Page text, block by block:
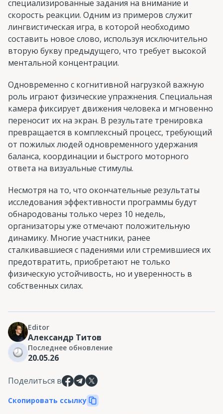
специализированные задания на внимание и
скорость реакции. Одним из примеров служит
лингвистическая игра, в которой необходимо
составить новое слово, используя исключительно
вторую букву предыдущего, что требует высокой
ментальной концентрации.
Одновременно с когнитивной нагрузкой важную
роль играют физические упражнения. Специальная
камера фиксирует движения человека и мгновенно
переносит их на экран. В результате тренировка
превращается в комплексный процесс, требующий
от пожилых людей одновременного удержания
баланса, координации и быстрого моторного
ответа на визуальные стимулы.
Несмотря на то, что окончательные результаты
исследования эффективности программы будут
обнародованы только через 10 недель,
организаторы уже отмечают положительную
динамику. Многие участники, ранее
сталкивавшиеся с падениями или стремившиеся их
предотвратить, приобретают не только
физическую устойчивость, но и уверенность в
собственных силах.
Editor
Александр Титов
Последнее обновление
20.05.26
Поделиться в
Скопировать ссылку